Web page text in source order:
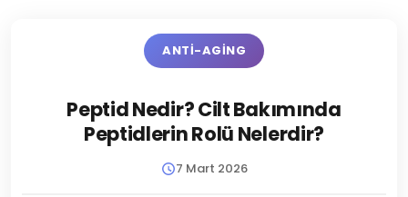
ANTI-AGING
Peptid Nedir? Cilt Bakımında
Peptidlerin Rolü Nelerdir?
7 Mart 2026